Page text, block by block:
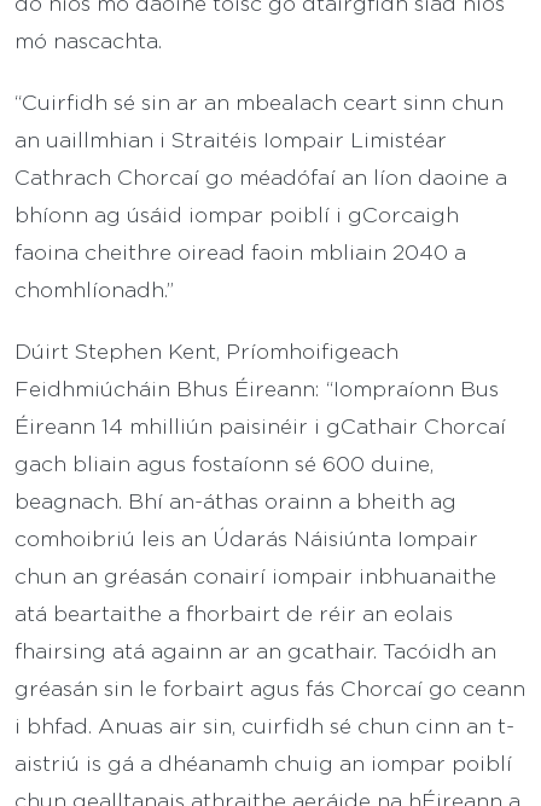
mó nascachta.
“Cuirfidh sé sin ar an mbealach ceart sinn chun
an uaillmhian i Straitéis Iompair Limistéar
Cathrach Chorcaí go méadófaí an líon daoine a
bhíonn ag úsáid iompar poiblí i gCorcaigh
faoina cheithre oiread faoin mbliain 2040 a
chomhlíonadh.”
Dúirt Stephen Kent, Príomhoifigeach
Feidhmiúcháin Bhus Éireann: “Iompraíonn Bus
Éireann 14 mhilliún paisinéir i gCathair Chorcaí
gach bliain agus fostaíonn sé 600 duine,
beagnach. Bhí an-áthas orainn a bheith ag
comhoibriú leis an Údarás Náisiúnta Iompair
chun an gréasán conairí iompair inbhuanaithe
atá beartaithe a fhorbairt de réir an eolais
fhairsing atá againn ar an gcathair. Tacóidh an
gréasán sin le forbairt agus fás Chorcaí go ceann
i bhfad. Anuas air sin, cuirfidh sé chun cinn an t-
aistriú is gá a dhéanamh chuig an iompar poiblí
chun gealltanais athraithe aeráide na hÉireann a